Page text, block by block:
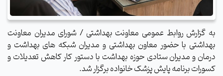
به گزارش روابط عمومی معاونت بهداشتی / شورای مدیران معاونت
بهداشتی با حضور معاون بهداشتی و مدیران شبکه های بهداشت و
درمان و مدیران ستادی حوزه بهداشت با دستور کار کاهش تعدیلات و
کسورات برنامه پایش پزشک خانواده برگزار شد.